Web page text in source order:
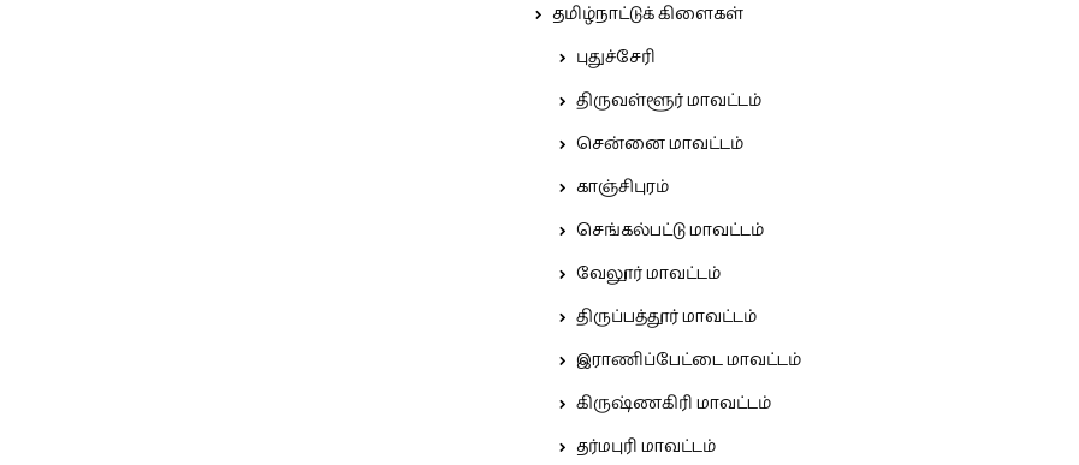
தமிழ்நாட்டுக் கிளைகள்
புதுச்சேரி
திருவள்ளூர் மாவட்டம்
சென்னை மாவட்டம்
காஞ்சிபுரம்
செங்கல்பட்டு மாவட்டம்
வேலூர் மாவட்டம்
திருப்பத்தூர் மாவட்டம்
இராணிப்பேட்டை மாவட்டம்
கிருஷ்ணகிரி மாவட்டம்
தர்மபுரி மாவட்டம்